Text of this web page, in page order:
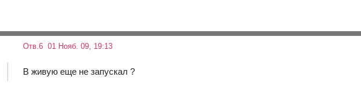
Отв.6 01 Нояб. 09, 19:13
В живую еще не запускал ?